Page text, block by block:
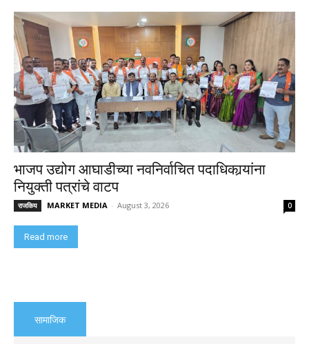
भाजप उद्योग आघाडीच्या नवनिर्वाचित पदाधिकार्‍यांना
नियुक्ती पत्रांचे वाटप
राजकिय MARKET MEDIA - August 3, 2026 0
Read more
सामाजिक